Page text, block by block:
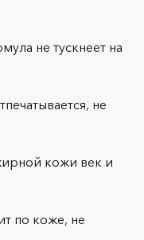
не тускнеет на
не
кожи век и
по коже, не